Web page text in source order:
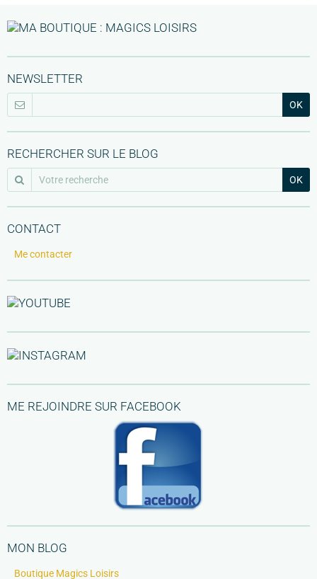
NEWSLETTER
OK
RECHERCHER SUR LE BLOG
OK
CONTACT
Me contacter
ME REJOINDRE SUR FACEBOOK
MON BLOG
Boutique Magics Loisirs